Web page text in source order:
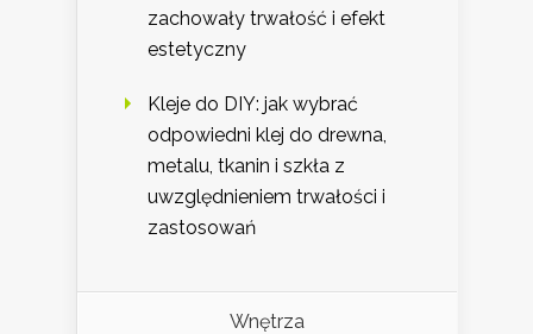
zachowały trwałość i efekt
estetyczny
Kleje do DIY: jak wybrać
odpowiedni klej do drewna,
metalu, tkanin i szkła z
uwzględnieniem trwałości i
zastosowań
Wnętrza